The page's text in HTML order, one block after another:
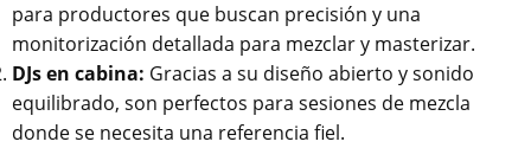
para productores que buscan precisión y una
monitorización detallada para mezclar y masterizar.
DJs en cabina: Gracias a su diseño abierto y sonido
equilibrado, son perfectos para sesiones de mezcla
donde se necesita una referencia fiel.